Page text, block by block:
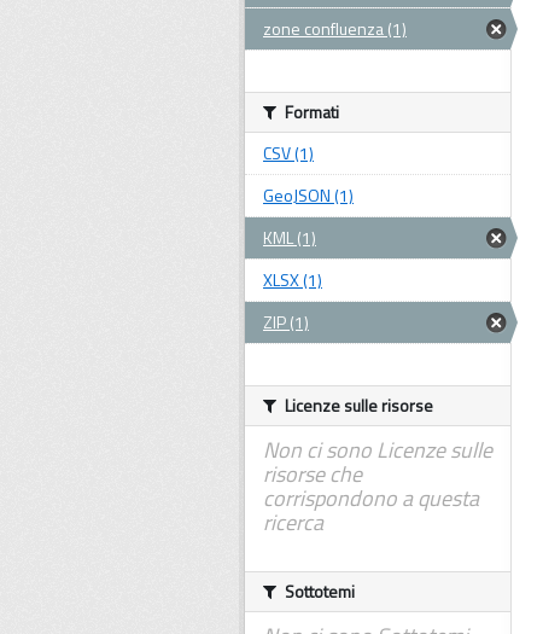
zone confluenza (1)
Formati
CSV (1)
GeoJSON (1)
KML (1)
XLSX (1)
ZIP (1)
Licenze sulle risorse
Non ci sono Licenze sulle
risorse che
corrispondono a questa
ricerca
Sottotemi